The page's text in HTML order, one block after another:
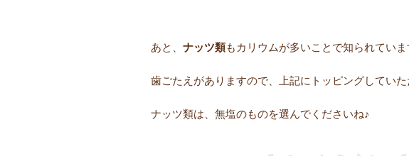
あと、 ナッツ類もカリウムが多いことで知られていま
歯ごたえがありますので、上記にトッピングしてい
ナッツ類は、無塩のものを選んでくださいね♪